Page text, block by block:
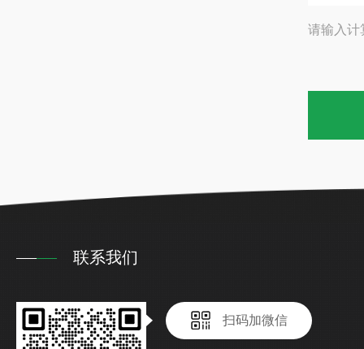
请输入计
联系我们
扫码加微信